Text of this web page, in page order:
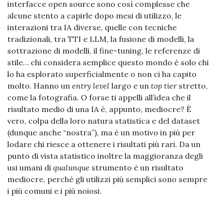
interfacce open source sono così complesse che
alcune stento a capirle dopo mesi di utilizzo, le
interazioni tra IA diverse, quelle con tecniche
tradizionali, tra TTI e LLM, la fusione di modelli, la
sottrazione di modelli, il fine-tuning, le referenze di
stile… chi considera semplice questo mondo è solo chi
lo ha esplorato superficialmente o non ci ha capito
molto. Hanno un entry level largo e un top tier stretto,
come la fotografia. O forse ti appelli all’idea che il
risultato medio di una IA è, appunto, mediocre? È
vero, colpa della loro natura statistica e del dataset
(dunque anche “nostra”), ma è un motivo in più per
lodare chi riesce a ottenere i risultati più rari. Da un
punto di vista statistico inoltre la maggioranza degli
usi umani di qualunque strumento è un risultato
mediocre, perché gli utilizzi più semplici sono sempre
i più comuni e i più noiosi.